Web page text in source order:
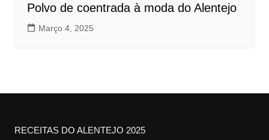
Polvo de coentrada à moda do Alentejo
Março 4, 2025
RECEITAS DO ALENTEJO 2025